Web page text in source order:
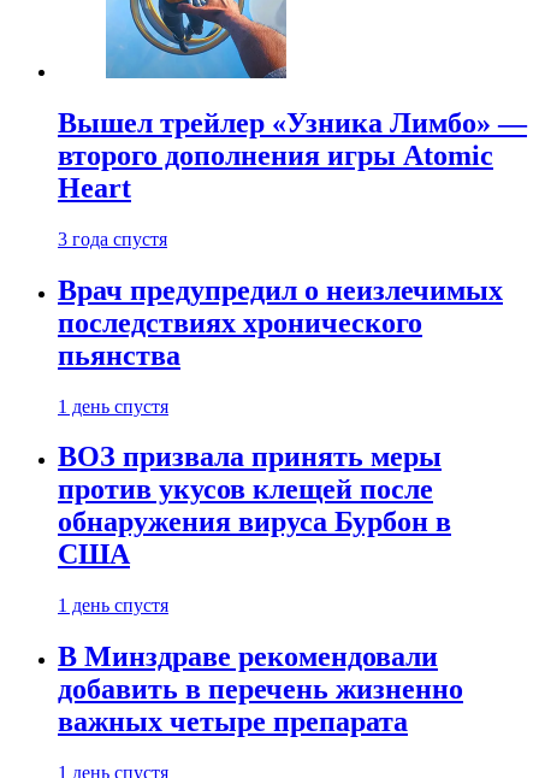
Вышел трейлер «Узника Лимбо» —
второго дополнения игры Atomic
Heart
3 года спустя
Врач предупредил о неизлечимых
последствиях хронического
пьянства
1 день спустя
ВОЗ призвала принять меры
против укусов клещей после
обнаружения вируса Бурбон в
США
1 день спустя
В Минздраве рекомендовали
добавить в перечень жизненно
важных четыре препарата
1 день спустя